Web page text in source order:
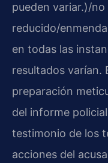
pueden variar.)/no
reducido/
en todas las
resultados varían.
preparación
del informe
testimonio de los
acciones del